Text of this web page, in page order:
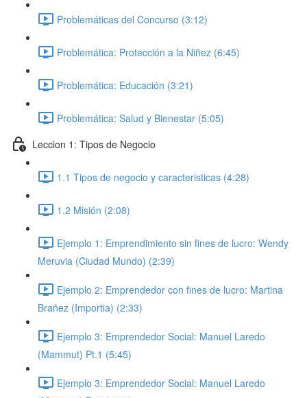
Problemáticas del Concurso (3:12)
Problemática: Protección a la Niñez (6:45)
Problemática: Educación (3:21)
Problemática: Salud y Bienestar (5:05)
Leccion 1: Tipos de Negocio
1.1 Tipos de negocio y caracteristicas (4:28)
1.2 Misión (2:08)
Ejemplo 1: Emprendimiento sin fines de lucro: Wendy
Meruvia (Ciudad Mundo) (2:39)
Ejemplo 2: Emprendedor con fines de lucro: Martina
Brañez (Importia) (2:33)
Ejemplo 3: Emprendedor Social: Manuel Laredo
(Mammut) Pt.1 (5:45)
Ejemplo 3: Emprendedor Social: Manuel Laredo